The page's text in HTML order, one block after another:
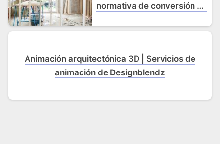
normativa de conversión de
Animación arquitectónica 3D | Servicios de
animación de Designblendz